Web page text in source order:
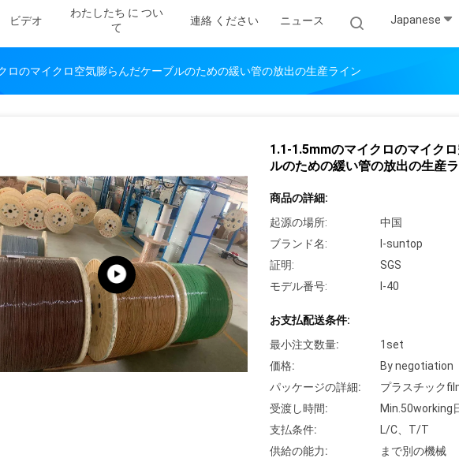
ビデオ
わたしたち に つい
て
連絡 ください ニュース Japanese
ロのマイクロ空気膨らんだケーブルのための緩い管の放出の生産ライン
1.1-1.5mmのマイクロのマイク
ルのための緩い管の放出の生産
商品の詳細:
起源の場所:
中国
ブランド名:
I-suntop
証明:
SGS
モデル番号:
I-40
お支払配送条件:
最小注文数量:
1set
価格:
By negotiation
パッケージの詳細:
プラスチック
受渡し時間:
Min.50working
支払条件:
L/C、T/T
供給の能力:
まで別の機械